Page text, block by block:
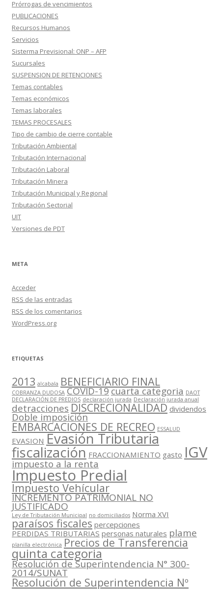
Prórrogas de vencimientos
PUBLICACIONES
Recursos Humanos
Servicios
Sisterma Previsional: ONP – AFP
Sucursales
SUSPENSION DE RETENCIONES
Temas contables
Temas económicos
Temas laborales
TEMAS PROCESALES
Tipo de cambio de cierre contable
Tributación Ambiental
Tributación Internacional
Tributación Laboral
Tributación Minera
Tributación Municipal y Regional
Tributación Sectorial
UIT
Versiones de PDT
META
Acceder
RSS de las entradas
RSS de los comentarios
WordPress.org
ETIQUETAS
2013 alcabala BENEFICIARIO FINAL
COBRANZA DUDOSA COVID-19cuarta categoria DAOT
DECLARACIÓN DE PREDIOS declaración jurada Declaración jurada anual
detracciones DISCRECIONALIDAD dividendos
Doble imposición
EMBARCACIONES DE RECREO ESSALUD
EVASION Evasión Tributaria
fiscalización FRACCIONAMIENTO gasto IGV
impuesto a la renta
Impuesto Predial
Impuesto Vehícular
INCREMENTO PATRIMONIAL NO
JUSTIFICADO
Ley de Tributación Municipal no domiciliados Norma XVI
paraísos fiscales percepciones
PERDIDAS TRIBUTARIAS personas naturales plame
planilla electrónica Precios de Transferencia
quinta categoria
Resolución de Superintendencia N° 300-
2014/SUNAT
Resolución de Superintendencia Nº